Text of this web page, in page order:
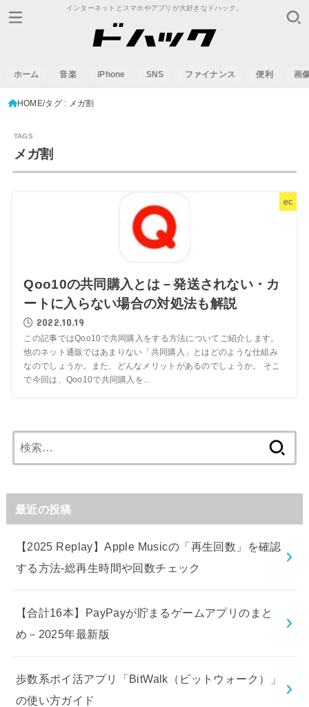
インターネットとスマホやアプリが大好きなドハック。
ホーム 音楽 iPhone SNS ファイナンス 便利 画
HOME タグ : メガ割
メガ割
ec
Qoo10の共同購入とは－発送されない・カ
ートに入らない場合の対処法も解説
2022.10.19
この記事ではQoo10で共同購入をする方法についてご紹介します。
他のネット通販ではあまりない「共同購入」とはどのような仕組み
なのでしょうか。また、どんなメリットがあるのでしょうか。 そこ
で今回は、Qoo10で共同購入を...
索:
最近の投稿
【2025 Replay】Apple Musicの「再生回数」を確認
する方法-総再生時間や回数チェック
【合計16本】PayPayが貯まるゲームアプリのまと
め－2025年最新版
歩数系ポイ活アプリ「BitWalk（ビットウォーク）」
の使い方ガイド